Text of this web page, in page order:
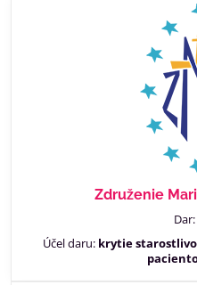
Združenie
Dar:
Účel daru: krytie